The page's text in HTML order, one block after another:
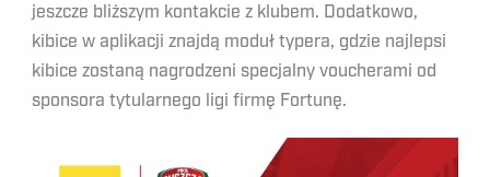
jeszcze bliższym kontakcie z klubem. Dodatkowo,
kibice w aplikacji znajdą moduł typera, gdzie najlepsi
kibice zostaną nagrodzeni specjalny voucherami od
sponsora tytularnego ligi firmę Fortunę.